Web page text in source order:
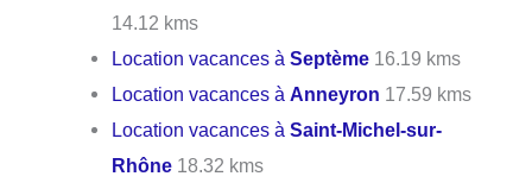
14.12 kms
Location vacances àSeptème 16.19 kms
Location vacances àAnneyron 17.59 kms
Location vacances àSaint-Michel-sur-
Rhône 18.32 kms